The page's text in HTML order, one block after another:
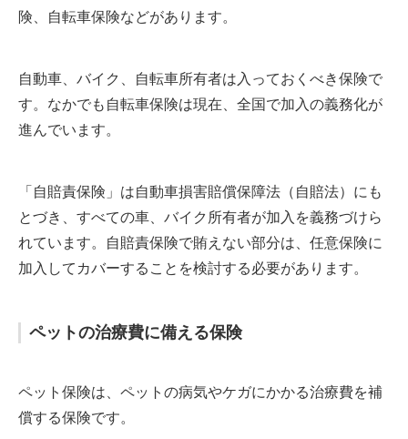
険、自転車保険などがあります。
自動車、バイク、自転車所有者は入っておくべき保険で
す。なかでも自転車保険は現在、全国で加入の義務化が
進んでいます。
「自賠責保険」は自動車損害賠償保障法（自賠法）にも
とづき、すべての車、バイク所有者が加入を義務づけら
れています。自賠責保険で賄えない部分は、任意保険に
加入してカバーすることを検討する必要があります。
ペットの治療費に備える保険
ペット保険は、ペットの病気やケガにかかる治療費を補
償する保険です。